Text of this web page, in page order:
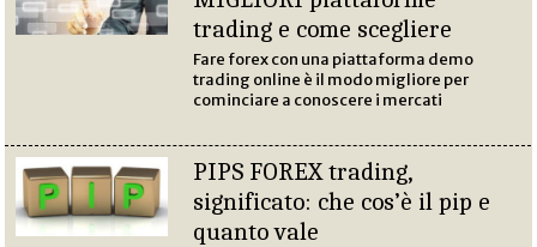
trading e come scegliere
Fare forex con una piattaforma demo
trading online è il modo migliore per
cominciare a conoscere i mercati
PIPS FOREX trading,
significato: che cos’è il pip e
quanto vale